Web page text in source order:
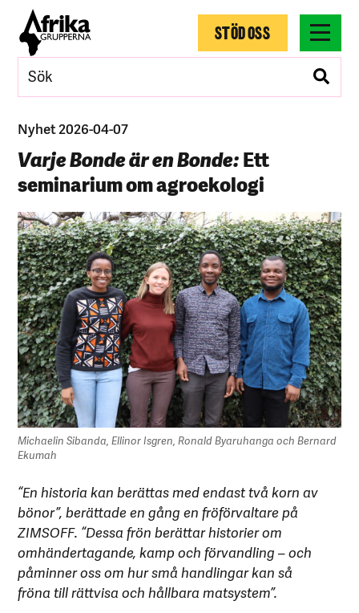
STÖD OSS
Nyhet 2026-04-07
Varje Bonde är en Bonde:Ett
seminarium om agroekologi
Michaelin Sibanda, Ellinor Isgren, Ronald Byaruhanga och Bernard
Ekumah
“En historia kan berättas med endast två korn av
bönor”, berättade en gång en fröförvaltare på
ZIMSOFF. “Dessa frön berättar historier om
omhändertagande, kamp och förvandling – och
påminner oss om hur små handlingar kan så
fröna till rättvisa och hållbara matsystem”.